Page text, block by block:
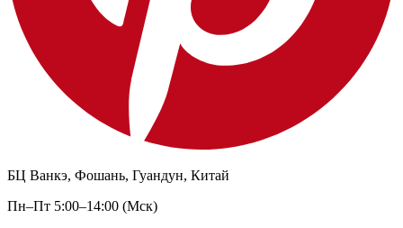
БЦ Ванкэ, Фошань, Гуандун, Китай
Пн–Пт 5:00–14:00 (Мск)